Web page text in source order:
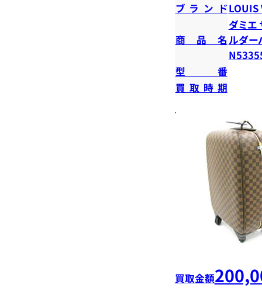
ブランドLOUIS
商品名
ダミエ
ルダー
型番
買取時期
買取金額